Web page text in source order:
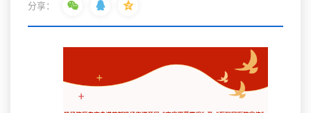
分享：